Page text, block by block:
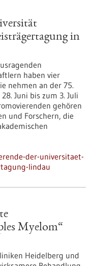
in
haben vier
nehmen an der 75.
Juni bis zum 3. Juli
gehören
und Forschern, die
der-universitaet-
lindau
Myelom“
Heidelberg und